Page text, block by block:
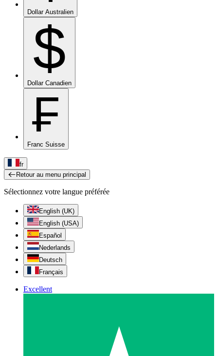
Dollar Australien
$
Dollar Canadien
₣
Franc Suisse
fr
Retour au menu principal
Sélectionnez votre langue préférée
English (UK)
English (USA)
Español
Nederlands
Deutsch
Français
Excellent